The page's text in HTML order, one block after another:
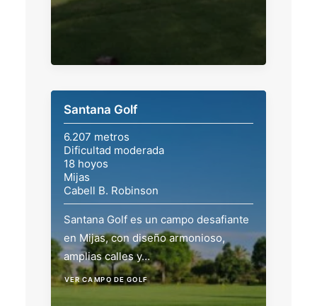
Santana Golf
6.207 metros
Dificultad moderada
18 hoyos
Mijas
Cabell B. Robinson
Santana Golf es un campo desafiante
en Mijas, con diseño armonioso,
amplias calles y…
VER CAMPO DE GOLF